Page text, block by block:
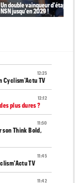
Un double vainqueur d'étape
NSN jusqu'en 2029 !
12:25
Cyclism'Actu TV
12:12
plus dures ?
11:50
Think Bold,
11:45
TV
11:42